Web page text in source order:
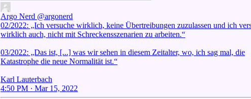
Argo Nerd @argonerd
02/2022: „Ich versuche wirklich, keine Übertreibungen zuzulassen und ich
wirklich auch, nicht mit Schreckensszenarien zu arbeiten.“
03/2022: „Das ist, [...] was wir sehen in diesem Zeitalter, wo, ich sag mal, die
Katastrophe die neue Normalität ist.“
Karl Lauterbach
4:50 PM · Mar 15, 2022